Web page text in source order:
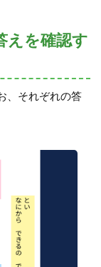
えを確認す
、それぞれの答